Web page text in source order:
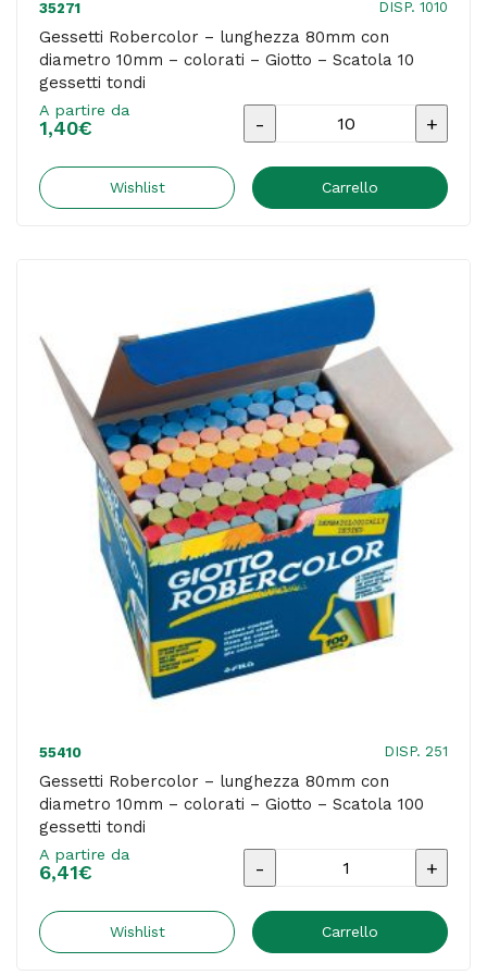
35271 DISP. 1010
Gessetti Robercolor – lunghezza 80mm con
diametro 10mm – colorati – Giotto – Scatola 10
gessetti tondi
A partire da
1,40€
Gessetti
-
diametro
10mm
-
colorati
-
Giotto
-
Scatola
10
gessetti
tondi
quantità
Wishlist Carrello
55410 DISP. 251
Gessetti Robercolor – lunghezza 80mm con
diametro 10mm – colorati – Giotto – Scatola 100
gessetti tondi
A partire da
6,41€
Gessetti
-
Wishlist Carrello